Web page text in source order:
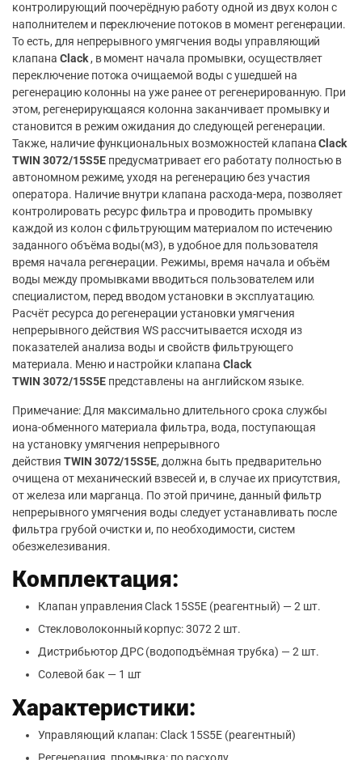
контролирующий поочерёдную работу одной из двух колон с
наполнителем и переключение потоков в момент регенерации.
То есть, для непрерывного умягчения воды управляющий
клапана Clack, в момент начала промывки, осуществляет
переключение потока очищаемой воды с ушедшей на
регенерацию колонны на уже ранее от регенерированную. При
этом, регенерирующаяся колонна заканчивает промывку и
становится в режим ожидания до следующей регенерации.
Также, наличие функциональных возможностей клапанаClack
TWIN 3072/15S5Eпредусматривает его работату полностью в
автономном режиме, уходя на регенерацию без участия
оператора. Наличие внутри клапана расхода-мера, позволяет
контролировать ресурс фильтра и проводить промывку
каждой из колон с фильтрующим материалом по истечению
заданного объёма воды(м3), в удобное для пользователя
время начала регенерации. Режимы, время начала и объём
воды между промывками вводиться пользователем или
специалистом, перед вводом установки в эксплуатацию.
Расчёт ресурса до регенерации установки умягчения
непрерывного действия WS рассчитывается исходя из
показателей анализа воды и свойств фильтрующего
материала. Меню и настройки клапана Clack
TWIN 3072/15S5Eпредставлены на английском языке.
Примечание: Для максимально длительного срока службы
иона-обменного материала фильтра, вода, поступающая
на установку умягчения непрерывного
действия TWIN 3072/15S5E, должна быть предварительно
очищена от механический взвесей и, в случае их присутствия,
от железа или марганца. По этой причине, данный фильтр
непрерывного умягчения воды следует устанавливать после
фильтра грубой очистки и, по необходимости, систем
обезжелезивания.
Комплектация:
Клапан управления Сlack 15S5E (реагентный) — 2 шт.
Стекловолоконный корпус: 3072 2 шт.
Дистрибьютор ДРС (водоподъёмная трубка) — 2 шт.
Солевой бак — 1 шт
Характеристики:
Управляющий клапан: Сlack 15S5E (реагентный)